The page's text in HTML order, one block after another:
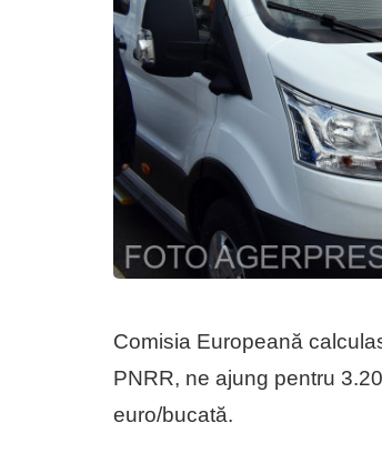
Comisia Europeană
PNRR, ne ajung pentru
euro/bucată.